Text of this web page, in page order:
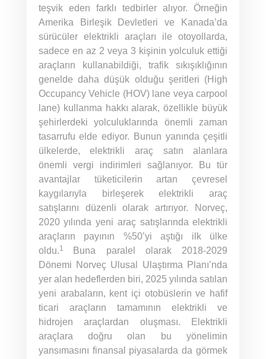
teşvik eden farklı tedbirler alıyor. Örneğin
Amerika Birleşik Devletleri ve Kanada’da
sürücüler elektrikli araçları ile otoyollarda,
sadece en az 2 veya 3 kişinin yolculuk ettiği
araçların kullanabildiği, trafik sıkışıklığının
genelde daha düşük olduğu şeritleri (High
Occupancy Vehicle (HOV) lane veya carpool
lane) kullanma hakkı alarak, özellikle büyük
şehirlerdeki yolculuklarında önemli zaman
tasarrufu elde ediyor. Bunun yanında çeşitli
ülkelerde, elektrikli araç satın alanlara
önemli vergi indirimleri sağlanıyor. Bu tür
avantajlar tüketicilerin artan çevresel
kaygılarıyla birleşerek elektrikli araç
satışlarını düzenli olarak artırıyor. Norveç,
2020 yılında yeni araç satışlarında elektrikli
araçların payının %50’yi aştığı ilk ülke
oldu.1
Buna paralel olarak 2018-2029
Dönemi Norveç Ulusal Ulaştırma Planı’nda
yer alan hedeflerden biri, 2025 yılında satılan
yeni arabaların, kent içi otobüslerin ve hafif
ticari araçların tamamının elektrikli ve
hidrojen araçlardan oluşması. Elektrikli
araçlara doğru olan bu yönelimin
yansımasını finansal piyasalarda da görmek